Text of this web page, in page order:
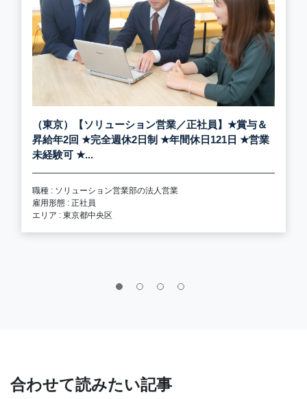
（東京）【ソリューション営業／正社員】 ★賞与＆
昇給年2回 ★完全週休2日制 ★年間休日121日 ★営業
未経験可 ★...
職種 : ソリューション営業部の法人営業
雇用形態 : 正社員
エリア : 東京都中央区
合わせて読みたい記事